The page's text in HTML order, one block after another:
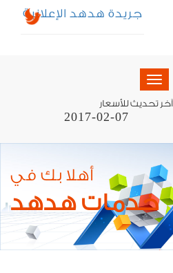
جريدة هدهد الإعلانية
آخر تحديث للأسعار
2017-02-07
أهلا بك في
خدمات هدهد